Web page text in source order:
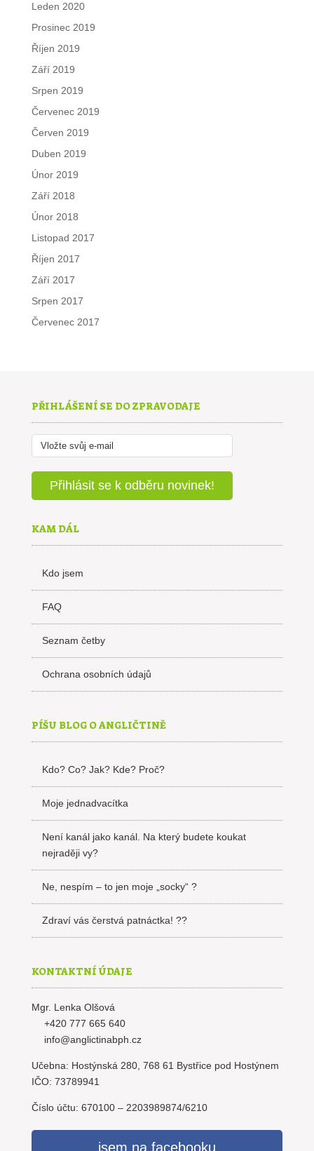
Leden 2020
Prosinec 2019
Říjen 2019
Září 2019
Srpen 2019
Červenec 2019
Červen 2019
Duben 2019
Únor 2019
Září 2018
Únor 2018
Listopad 2017
Říjen 2017
Září 2017
Srpen 2017
Červenec 2017
PŘIHLÁŠENÍ SE DO ZPRAVODAJE
KAM DÁL
Kdo jsem
FAQ
Seznam četby
Ochrana osobních údajů
PÍŠU BLOG O ANGLIČTINĚ
Kdo? Co? Jak? Kde? Proč?
Moje jednadvacítka
Není kanál jako kanál. Na který budete koukat
nejraději vy?
Ne, nespím – to jen moje „socky“ ?
Zdraví vás čerstvá patnáctka! ??
KONTAKTNÍ ÚDAJE
Mgr. Lenka Olšová
+420 777 665 640
info@anglictinabph.cz
Učebna: Hostýnská 280, 768 61 Bystřice pod Hostýnem
IČO: 73789941
Číslo účtu: 670100 – 2203989874/6210
jsem na facebooku